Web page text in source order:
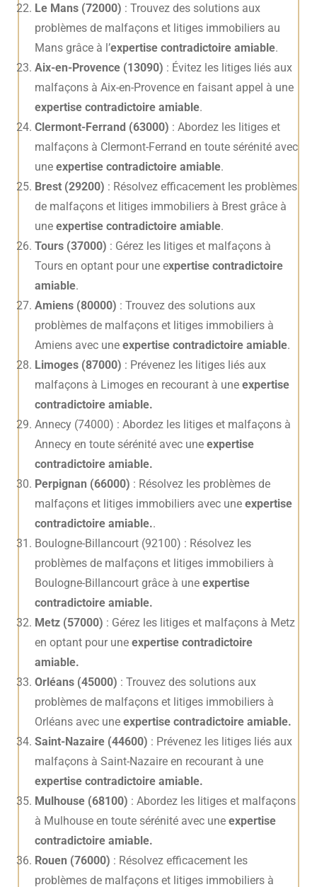
Le Mans (72000) : Trouvez des solutions aux
problèmes de malfaçons et litiges immobiliers au
Mans grâce à l’expertise contradictoire amiable.
Aix-en-Provence (13090) : Évitez les litiges liés aux
malfaçons à Aix-en-Provence en faisant appel à une
expertise contradictoire amiable.
Clermont-Ferrand (63000) : Abordez les litiges et
malfaçons à Clermont-Ferrand en toute sérénité avec
une expertise contradictoire amiable.
Brest (29200) : Résolvez efficacement les problèmes
de malfaçons et litiges immobiliers à Brest grâce à
une expertise contradictoire amiable.
Tours (37000) : Gérez les litiges et malfaçons à
Tours en optant pour une expertise contradictoire
amiable.
Amiens (80000) : Trouvez des solutions aux
problèmes de malfaçons et litiges immobiliers à
Amiens avec une expertise contradictoire amiable.
Limoges (87000) : Prévenez les litiges liés aux
malfaçons à Limoges en recourant à une expertise
contradictoire amiable.
Annecy (74000) : Abordez les litiges et malfaçons à
Annecy en toute sérénité avec une expertise
contradictoire amiable.
Perpignan (66000) : Résolvez les problèmes de
malfaçons et litiges immobiliers avec une expertise
contradictoire amiable..
Boulogne-Billancourt (92100) : Résolvez les
problèmes de malfaçons et litiges immobiliers à
Boulogne-Billancourt grâce à une expertise
contradictoire amiable.
Metz (57000) : Gérez les litiges et malfaçons à Metz
en optant pour une expertise contradictoire
amiable.
Orléans (45000) : Trouvez des solutions aux
problèmes de malfaçons et litiges immobiliers à
Orléans avec une expertise contradictoire amiable.
Saint-Nazaire (44600) : Prévenez les litiges liés aux
malfaçons à Saint-Nazaire en recourant à une
expertise contradictoire amiable.
Mulhouse (68100) : Abordez les litiges et malfaçons
à Mulhouse en toute sérénité avec une expertise
contradictoire amiable.
Rouen (76000) : Résolvez efficacement les
problèmes de malfaçons et litiges immobiliers à